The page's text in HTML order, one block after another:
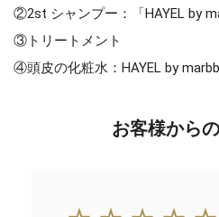
②2st シャンプー：「HAYEL by
③トリートメント
④頭皮の化粧水：HAYEL by marbb
お客様から